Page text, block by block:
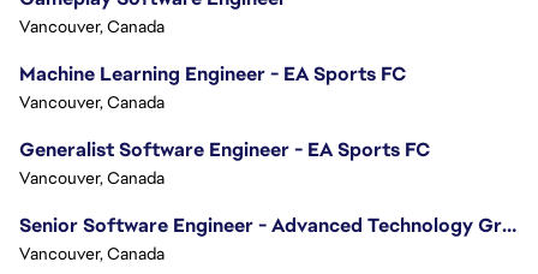
Vancouver, Canada
Machine Learning Engineer - EA Sports FC
Vancouver, Canada
Generalist Software Engineer - EA Sports FC
Vancouver, Canada
Senior Software Engineer - Advanced Technology Group
Vancouver, Canada